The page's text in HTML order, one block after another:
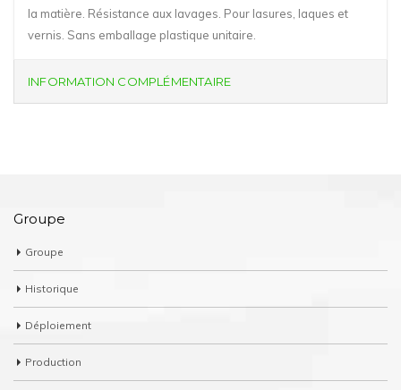
la matière. Résistance aux lavages. Pour lasures, laques et
vernis. Sans emballage plastique unitaire.
INFORMATION COMPLÉMENTAIRE
Groupe
Groupe
Historique
Déploiement
Production